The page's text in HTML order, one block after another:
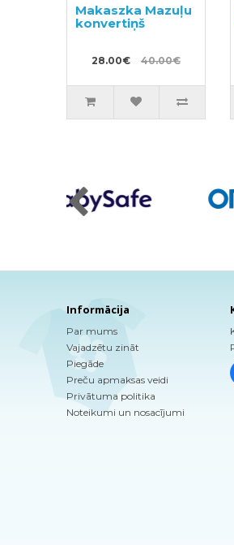
Makaszka Mazuļu
konvertiņš
28.00€ 40.00€
Informācija
Par mums
Vajadzētu zināt
Piegāde
Preču apmaksas veidi
Privātuma politika
Noteikumi un nosacījumi